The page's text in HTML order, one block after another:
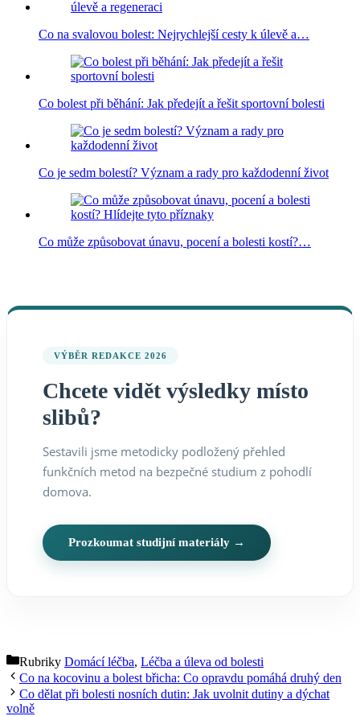
Co na svalovou bolest: Nejrychlejší cesty k úlevě a…
Co bolest při běhání: Jak předejít a řešit sportovní bolesti
Co je sedm bolestí? Význam a rady pro každodenní život
Co může způsobovat únavu, pocení a bolesti kostí?…
VÝBĚR REDAKCE 2026
Chcete vidět výsledky místo
slibů?
Sestavili jsme metodicky podložený přehled
funkčních metod na bezpečné studium z pohodlí
domova.
Prozkoumat studijní materiály →
Rubriky Domácí léčba, Léčba a úleva od bolesti
Co na kocovinu a bolest břicha: Co opravdu pomáhá druhý den
Co dělat při bolesti nosních dutin: Jak uvolnit dutiny a dýchat
volně